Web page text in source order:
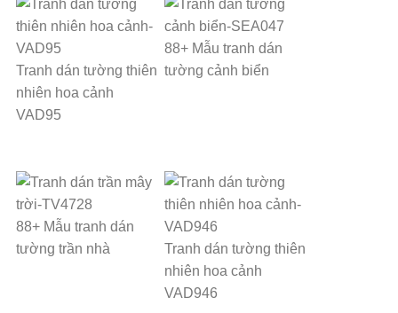
Tranh dán tường thiên
nhiên hoa cảnh
VAD95
88+ Mẫu tranh dán
tường cảnh biển
88+ Mẫu tranh dán
tường trần nhà
Tranh dán tường thiên
nhiên hoa cảnh
VAD946